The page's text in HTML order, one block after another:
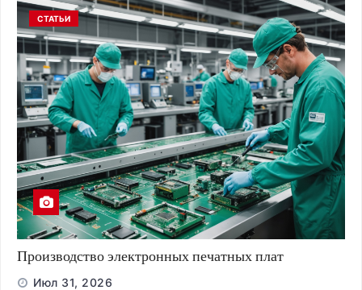
СТАТЬИ
Производство электронных печатных плат
Июл 31, 2026